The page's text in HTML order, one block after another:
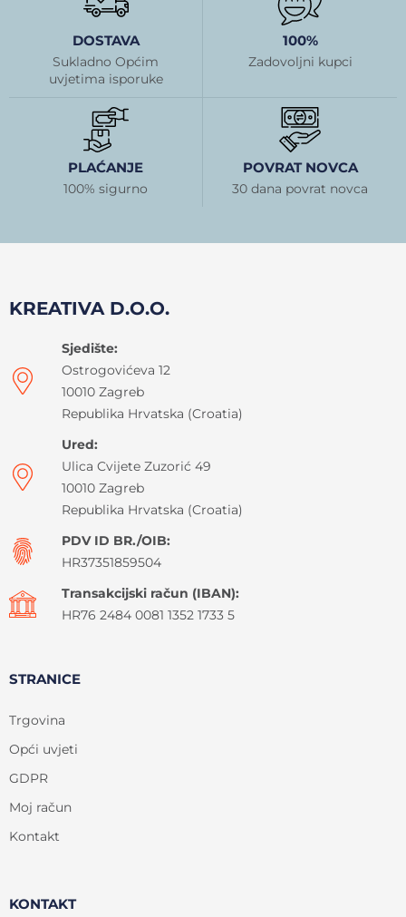
DOSTAVA
Sukladno Općim
uvjetima isporuke
100%
Zadovoljni kupci
PLAĆANJE
100% sigurno
POVRAT NOVCA
30 dana povrat novca
KREATIVA D.O.O.
Sjedište:
Ostrogovićeva 12
10010 Zagreb
Republika Hrvatska (Croatia)
Ured:
Ulica Cvijete Zuzorić 49
10010 Zagreb
Republika Hrvatska (Croatia)
PDV ID BR./OIB:
HR37351859504
Transakcijski račun (IBAN):
HR76 2484 0081 1352 1733 5
STRANICE
Trgovina
Opći uvjeti
GDPR
Moj račun
Kontakt
KONTAKT